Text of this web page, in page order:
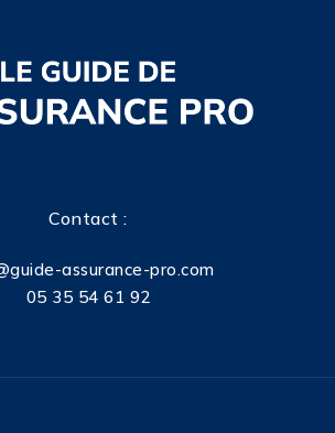
Contact :
assurance-pro.com
05 35 54 61 92